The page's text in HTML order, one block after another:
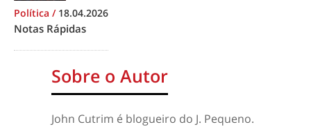
Política / 18.04.2026
Notas Rápidas
Sobre o Autor
John Cutrim é blogueiro do J. Pequeno.